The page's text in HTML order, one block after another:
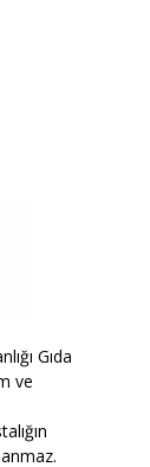
Gıda
ve